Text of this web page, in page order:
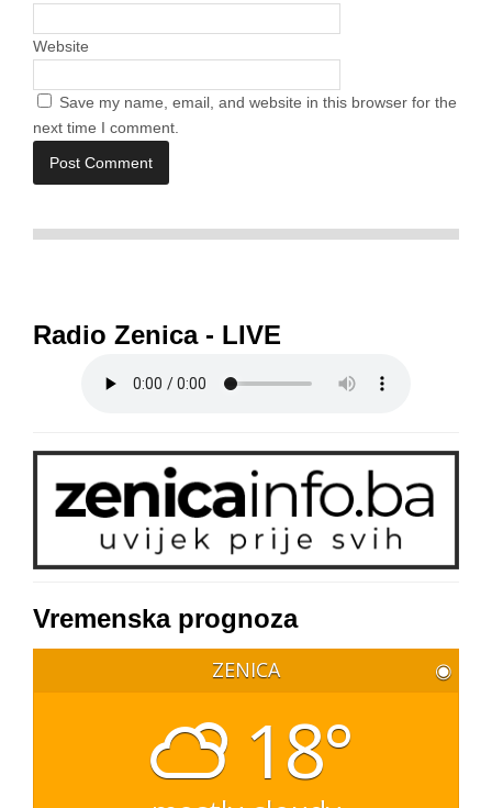
Website
Save my name, email, and website in this browser for the
next time I comment.
Radio Zenica - LIVE
Vremenska prognoza
ZENICA ◉
18°